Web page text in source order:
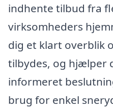
indhente tilbud fra
virksomheders
dig et klart overblik
tilbydes, og hjælper
informeret
brug for enkel